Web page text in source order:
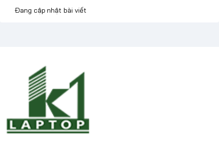
Đang cập nhật bài viết